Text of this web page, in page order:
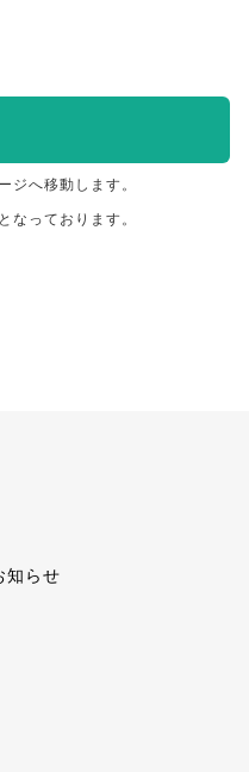
へ移動します。
なっております。
知らせ